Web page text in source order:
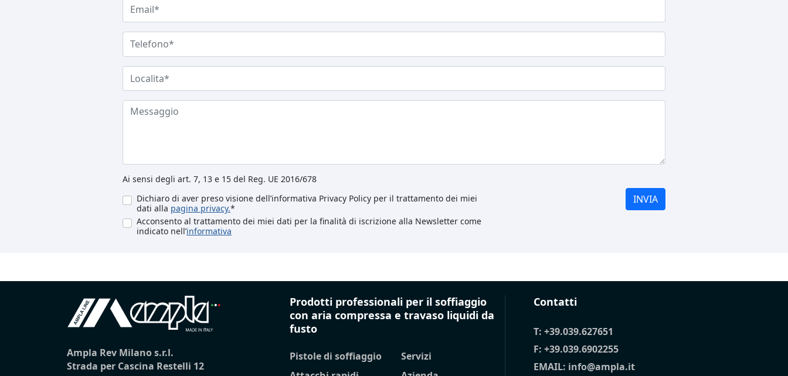
Ai sensi degli art. 7, 13 e 15 del Reg. UE 2016/678
Dichiaro di aver preso visione dell’informativa Privacy Policy per il trattamento dei miei
dati alla pagina privacy.*
Acconsento al trattamento dei miei dati per la finalità di iscrizione alla Newsletter come
indicato nell’informativa
INVIA
Ampla Rev Milano s.r.l.
Strada per Cascina Restelli 12
Prodotti professionali per il soffiaggio
con aria compressa e travaso liquidi da
fusto
Pistole di soffiaggio
Servizi
Contatti
T: +39.039.627651
F: +39.039.6902255
EMAIL: info@ampla.it